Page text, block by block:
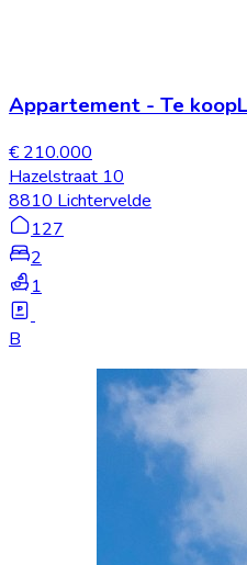
Appartement - Te koop
€ 210.000
Hazelstraat 10
8810 Lichtervelde
127
2
1
B